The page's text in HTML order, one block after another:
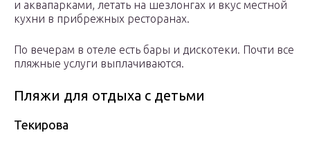
и аквапарками, летать на шезлонгах и вкус местной
кухни в прибрежных ресторанах.
По вечерам в отеле есть бары и дискотеки. Почти все
пляжные услуги выплачиваются.
Пляжи для отдыха с детьми
Текирова